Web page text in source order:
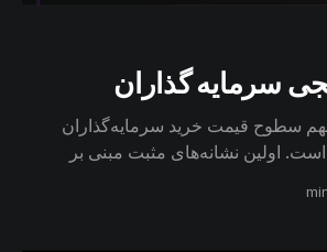
سرمایه گذاران
سطوح قیمت خرید سرمایه‌گذاران
اولین نشانه‌های مثبت مبنی بر
در تلاقی یک‌دیگر قرار دارند و به تدریج